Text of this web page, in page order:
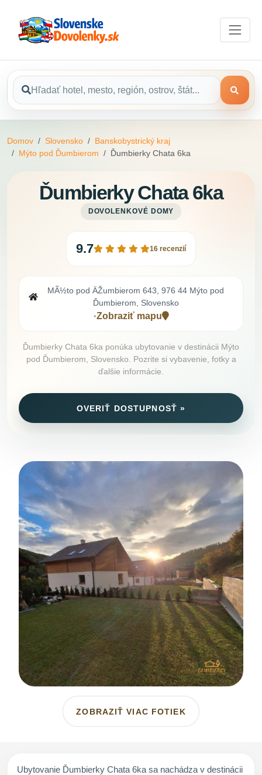
Domov Slovensko
Banskobystrický kraj
Mýto pod Ďumbierom
Ďumbierky Chata 6ka
Ďumbierky Chata 6ka
DOVOLENKOVÉ DOMY
9.7 16 recenzií
MÃ½to pod ÄŽumbierom 643, 976 44 Mýto pod
Ďumbierom, Slovensko
•Zobraziť mapu
Ďumbierky Chata 6ka ponúka ubytovanie v destinácii Mýto
pod Ďumbierom, Slovensko. Pozrite si vybavenie, fotky a
ďalšie informácie.
OVERIŤ DOSTUPNOSŤ »
ZOBRAZIŤ VIAC FOTIEK
Ubytovanie Ďumbierky Chata 6ka sa nachádza v destinácii